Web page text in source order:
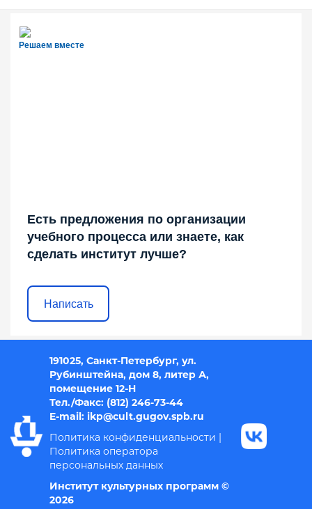
Решаем вместе
Есть предложения по организации
учебного процесса или знаете, как
сделать институт лучше?
Написать
191025, Санкт-Петербург, ул.
Рубинштейна, дом 8, литер А,
помещение 12-Н
Тел./Факс: (812) 246-73-44
E-mail: ikp@cult.gugov.spb.ru
Политика конфиденциальности |
Политика оператора
персональных данных
Институт культурных программ ©
2026